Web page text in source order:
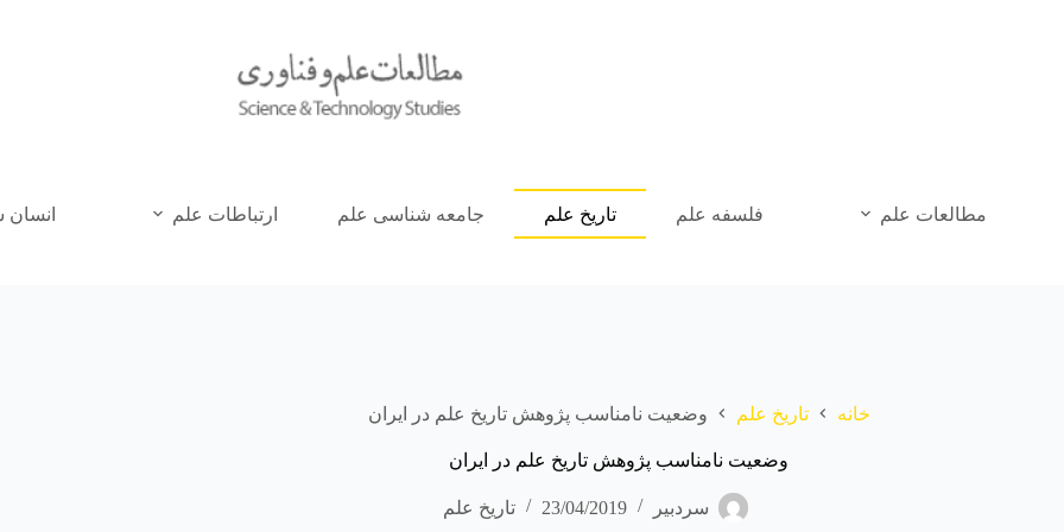
مطالعات علم فلسفه علم تاریخ علم جامعه شناسی علم ارتباطات علم
خانه تاریخ علم وضعیت نامناسب پژوهش تاریخ علم در ایران
وضعیت نامناسب پژوهش تاریخ علم در ایران
سردبیر 23/04/2019 تاریخ علم